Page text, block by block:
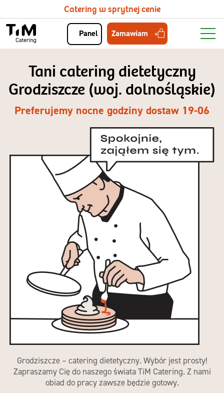
Catering w sprytnej cenie
Panel Zamawiam
Tani catering dietetyczny
Grodziszcze (woj. dolnośląskie)
Preferujemy nocne godziny dostaw 19-06
Grodziszcze – catering dietetyczny. Wybór jest prosty!
Zapraszamy Cię do naszego świata TiM Catering. Z nami
obiad do pracy zawsze będzie gotowy.